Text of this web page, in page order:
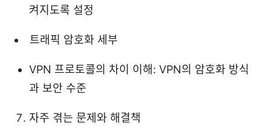
켜지도록 설정
트래픽 암호화 세부
VPN 프로토콜의 차이 이해: VPN의 암호화 방식
과 보안 수준
자주 겪는 문제와 해결책